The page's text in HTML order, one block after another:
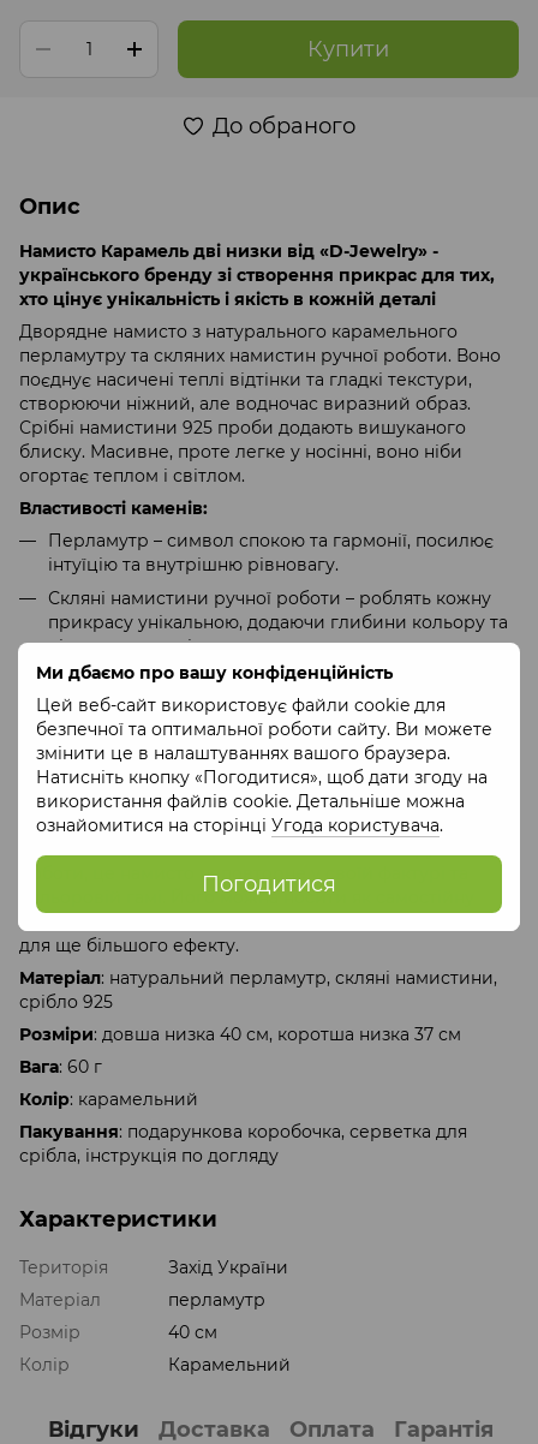
Ми дбаємо про вашу конфіденційність
Цей веб-сайт використовує файли cookie для
безпечної та оптимальної роботи сайту. Ви можете
змінити це в налаштуваннях вашого браузера.
Натисніть кнопку «Погодитися», щоб дати згоду на
використання файлів cookie. Детальніше можна
ознайомитися на сторінці Угода користувача.
Погодитися
Купити
До обраного
Опис
Намисто Карамель дві низки від «D-Jewelry» -
українського бренду зі створення прикрас для тих,
хто цінує унікальність і якість в кожній деталі
Дворядне намисто з натурального карамельного
перламутру та скляних намистин ручної роботи. Воно
поєднує насичені теплі відтінки та гладкі текстури,
створюючи ніжний, але водночас виразний образ.
Срібні намистини 925 проби додають вишуканого
блиску. Масивне, проте легке у носінні, воно ніби
огортає теплом і світлом.
Властивості каменів:
Перламутр – символ спокою та гармонії, посилює
інтуїцію та внутрішню рівновагу.
Скляні намистини ручної роботи – роблять кожну
прикрасу унікальною, додаючи глибини кольору та
ніжного мерехтіння.
Порада зі стилю:
Це намисто ідеально пасуватиме до бежевих,
коричневих, кремових або пастельних відтінків у
гардеробі. Виграшно виглядатиме з легкими
тканинами та одягом у стилі бохо, мінімалізм або ретро.
Унікальний дизайн:
роботи, це намисто неповторне у своїй фактурі та
кольоровій гамі. Його можна носити як самостійну
прикрасу або комбінувати з браслетом у схожому стилі
для ще більшого ефекту.
Матеріал: натуральний перламутр, скляні намистини,
срібло 925
Розміри: довша низка 40 см, коротша низка 37 см
Вага: 60 г
Колір: карамельний
Пакування: подарункова коробочка, серветка для
срібла, інструкція по догляду
Характеристики
Територія
Захід України
Матеріал
перламутр
Розмір
40 см
Колір
Карамельний
Відгуки Доставка Оплата Гарантія